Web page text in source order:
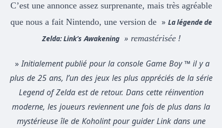
C’est une annonce assez surprenante, mais très agréable
que nous a fait Nintendo, une version de» La légende de
Zelda: Link’s Awakening» remastérisée !
»Initialement publié pour la console Game Boy ™ il y a
plus de 25 ans, l’un des jeux les plus appréciés de la série
Legend of Zelda est de retour. Dans cette réinvention
moderne, les joueurs reviennent une fois de plus dans la
mystérieuse île de Koholint pour guider Link dans une